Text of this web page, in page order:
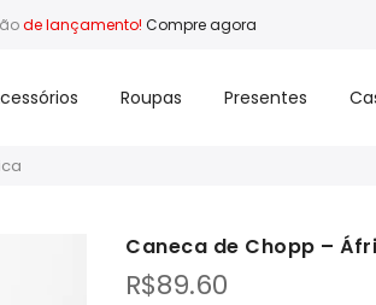
de lançamento! Compre agora
Roupas Presentes
Caneca de Chopp –
R$89.60